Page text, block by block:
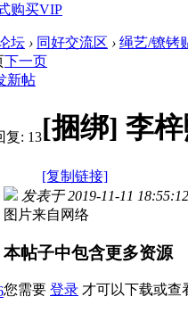
购买VIP
坛 › 同好交流区 › 绳艺/镣铐
下一页
复: 13[捆绑] 李
[复制链接]
发表于 2019-11-11 18:55:12
图片来自网络
本帖子中包含更多资源
您需要 登录 才可以下载或查